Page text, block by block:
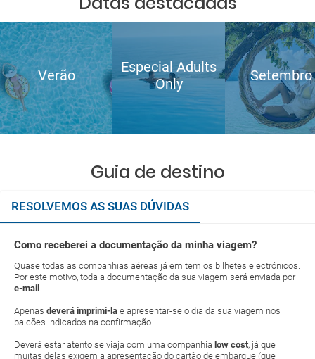
Verão
Especial Adults
Only
Setembro
Guia de destino
RESOLVEMOS AS SUAS DÚVIDAS
Como receberei a documentação da minha viagem?
Quase todas as companhias aéreas já emitem os bilhetes electrónicos.
Por este motivo, toda a documentação da sua viagem será enviada por
e-mail .
Apenas deverá imprimi-la e apresentar-se o dia da sua viagem nos
balcões indicados na confirmação
Deverá estar atento se viaja com uma companhia low cost, já que
muitas delas exigem a apresentação do cartão de embarque (que